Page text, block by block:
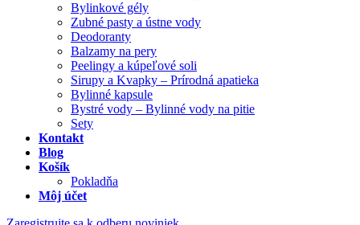
Bylinkové gély
Zubné pasty a ústne vody
Deodoranty
Balzamy na pery
Peelingy a kúpeľové soli
Sirupy a Kvapky – Prírodná apatieka
Bylinné kapsule
Bystré vody – Bylinné vody na pitie
Sety
Kontakt
Blog
Košík
Pokladňa
Môj účet